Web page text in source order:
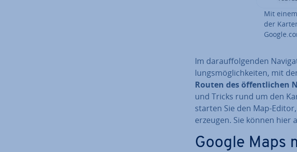
Mit
der
Im dar­auf­fol­gen­den
lungs­mög­lich­kei­ten, mit
Routen des öf­fent­li­chen
und Tricks rund um den
starten Sie den Map-
erzeugen. Sie können hier
Google Maps